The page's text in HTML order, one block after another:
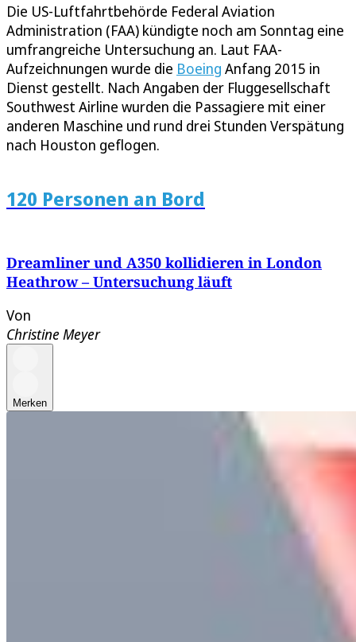
Die US-Luftfahrtbehörde Federal Aviation
Administration (FAA) kündigte noch am Sonntag eine
umfrangreiche Untersuchung an. Laut FAA-
Aufzeichnungen wurde die Boeing Anfang 2015 in
Dienst gestellt. Nach Angaben der Fluggesellschaft
Southwest Airline wurden die Passagiere mit einer
anderen Maschine und rund drei Stunden Verspätung
nach Houston geflogen.
120 Personen an Bord
Dreamliner und A350 kollidieren in London
Heathrow – Untersuchung läuft
Von
Christine Meyer
Merken